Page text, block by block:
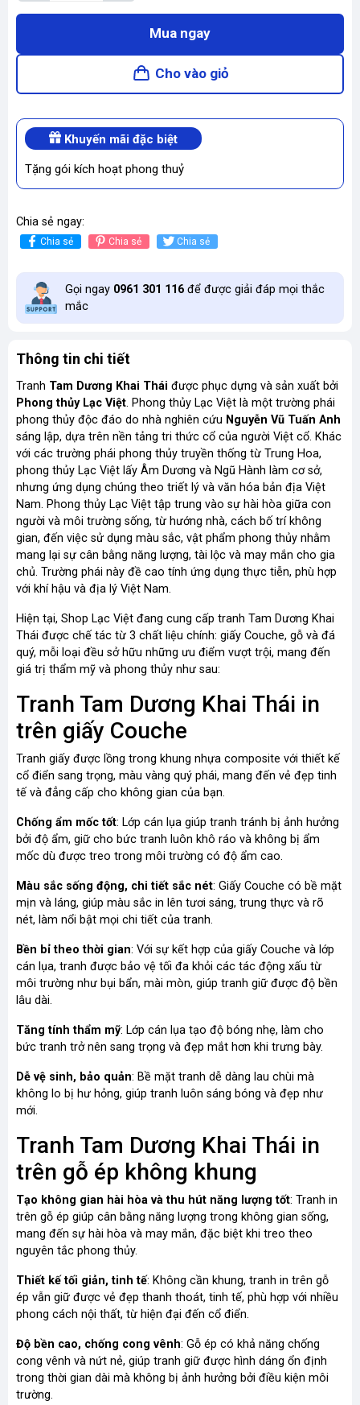
Mua ngay
Cho vào giỏ
Khuyến mãi đặc biệt
Tặng gói kích hoạt phong thuỷ
Chia sẻ ngay:
Chia sẻ Chia sẻ Chia sẻ
Gọi ngay 0961 301 116 để được giải đáp mọi thắc
mắc
Thông tin chi tiết
Tranh Tam Dương Khai Thái được phục dựng và sản xuất bởi
Phong thủy Lạc Việt. Phong thủy Lạc Việt là một trường phái
phong thủy độc đáo do nhà nghiên cứu Nguyễn Vũ Tuấn Anh
sáng lập, dựa trên nền tảng tri thức cổ của người Việt cổ. Khác
với các trường phái phong thủy truyền thống từ Trung Hoa,
phong thủy Lạc Việt lấy Âm Dương và Ngũ Hành làm cơ sở,
nhưng ứng dụng chúng theo triết lý và văn hóa bản địa Việt
Nam. Phong thủy Lạc Việt tập trung vào sự hài hòa giữa con
người và môi trường sống, từ hướng nhà, cách bố trí không
gian, đến việc sử dụng màu sắc, vật phẩm phong thủy nhằm
mang lại sự cân bằng năng lượng, tài lộc và may mắn cho gia
chủ. Trường phái này đề cao tính ứng dụng thực tiễn, phù hợp
với khí hậu và địa lý Việt Nam.
Hiện tại, Shop Lạc Việt đang cung cấp tranh Tam Dương Khai
Thái được chế tác từ 3 chất liệu chính: giấy Couche, gỗ và đá
quý, mỗi loại đều sở hữu những ưu điểm vượt trội, mang đến
giá trị thẩm mỹ và phong thủy như sau:
Tranh Tam Dương Khai Thái in
trên giấy Couche
Tranh giấy được lồng trong khung nhựa composite với thiết kế
cổ điển sang trọng, màu vàng quý phái, mang đến vẻ đẹp tinh
tế và đẳng cấp cho không gian của bạn.
Chống ẩm mốc tốt: Lớp cán lụa giúp tranh tránh bị ảnh hưởng
bởi độ ẩm, giữ cho bức tranh luôn khô ráo và không bị ẩm
mốc dù được treo trong môi trường có độ ẩm cao.
Màu sắc sống động, chi tiết sắc nét: Giấy Couche có bề mặt
mịn và láng, giúp màu sắc in lên tươi sáng, trung thực và rõ
nét, làm nổi bật mọi chi tiết của tranh.
Bền bỉ theo thời gian: Với sự kết hợp của giấy Couche và lớp
cán lụa, tranh được bảo vệ tối đa khỏi các tác động xấu từ
môi trường như bụi bẩn, mài mòn, giúp tranh giữ được độ bền
lâu dài.
Tăng tính thẩm mỹ: Lớp cán lụa tạo độ bóng nhẹ, làm cho
bức tranh trở nên sang trọng và đẹp mắt hơn khi trưng bày.
Dễ vệ sinh, bảo quản: Bề mặt tranh dễ dàng lau chùi mà
không lo bị hư hỏng, giúp tranh luôn sáng bóng và đẹp như
mới.
Tranh Tam Dương Khai Thái in
trên gỗ ép không khung
Tạo không gian hài hòa và thu hút năng lượng tốt: Tranh in
trên gỗ ép giúp cân bằng năng lượng trong không gian sống,
mang đến sự hài hòa và may mắn, đặc biệt khi treo theo
nguyên tắc phong thủy.
Thiết kế tối giản, tinh tế: Không cần khung, tranh in trên gỗ
ép vẫn giữ được vẻ đẹp thanh thoát, tinh tế, phù hợp với nhiều
phong cách nội thất, từ hiện đại đến cổ điển.
Độ bền cao, chống cong vênh: Gỗ ép có khả năng chống
cong vênh và nứt nẻ, giúp tranh giữ được hình dáng ổn định
trong thời gian dài mà không bị ảnh hưởng bởi điều kiện môi
trường.